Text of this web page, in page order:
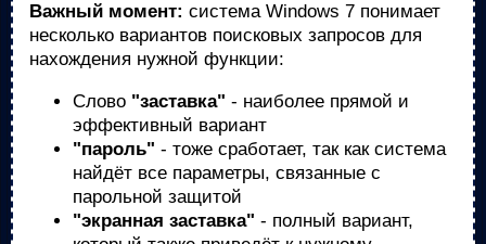
Важный момент: система Windows 7 понимает
несколько вариантов поисковых запросов для
нахождения нужной функции:
Слово "заставка" - наиболее прямой и
эффективный вариант
"пароль" - тоже сработает, так как система
найдёт все параметры, связанные с
парольной защитой
"экранная заставка" - полный вариант,